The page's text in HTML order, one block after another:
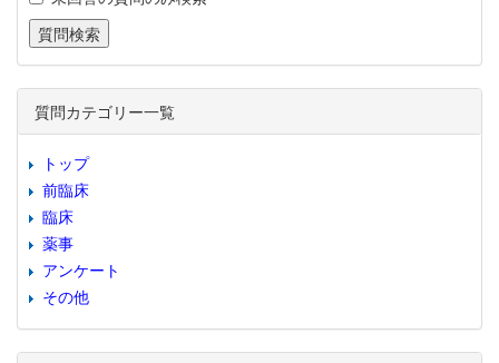
質問カテゴリー一覧
トップ
前臨床
臨床
薬事
アンケート
その他